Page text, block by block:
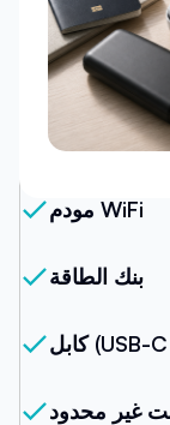
حزمتنا
مودم WiFi
بنك الطاقة
غير محدود